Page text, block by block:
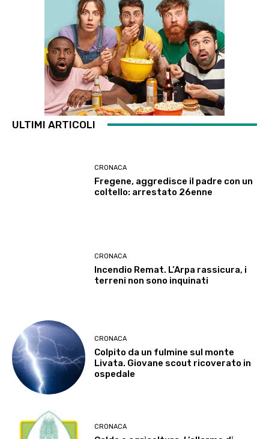
ULTIMI ARTICOLI
CRONACA
Fregene, aggredisce il padre con un
coltello: arrestato 26enne
CRONACA
Incendio Remat. L’Arpa rassicura, i
terreni non sono inquinati
CRONACA
Colpito da un fulmine sul monte
Livata. Giovane scout ricoverato in
ospedale
CRONACA